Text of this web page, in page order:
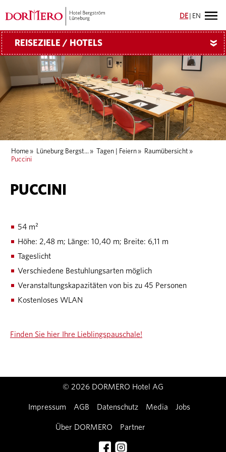
DE EN
REISEZIELE / HOTELS »
Home » Lüneburg Bergst... » Tagen | Feiern » Raumübersicht »
Puccini
PUCCINI
54 m²
Höhe: 2,48 m; Länge: 10,40 m; Breite: 6,11 m
Tageslicht
Verschiedene Bestuhlungsarten möglich
Veranstaltungskapazitäten von bis zu 45 Personen
Kostenloses WLAN
Finden Sie hier Ihre Lieblingspauschale!
© 2026 DORMERO Hotel AG
Impressum AGB Datenschutz Media Jobs
Über DORMERO Partner